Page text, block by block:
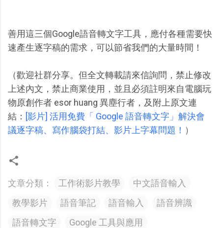
善用這三個Google語音轉文字工具，應付各種需要快
速產生逐字稿的需求，可以節省我們的大量時間！
（歡迎社群分享。但全文轉載請來信詢問，禁止修改
上述內文，禁止商業使用，並且必須註明來自電腦玩
物原創作者 esor huang 異塵行者，及附上原文連
結： [影片] 活用免費「 Google 語音轉文字」解決會
議逐字稿、寫作腦袋打結、影片上字幕問題！ ）
文章分類： 工作術影片教學
中文語音輸入
教學影片
語音筆記 語音輸入
語音辨識
語音轉文字
Google 工具與應用